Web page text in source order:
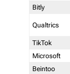
Bitly
Qualtrics
TikTok
Microsoft
Beintoo